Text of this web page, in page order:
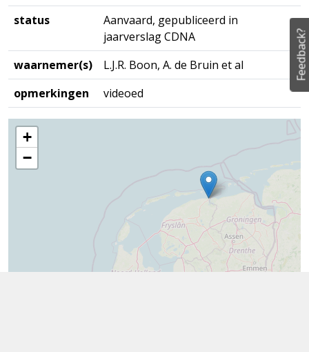
status
Aanvaard, gepubliceerd in
jaarverslag CDNA
waarnemer(s)
L.J.R. Boon, A. de Bruin et al
opmerkingen
videoed
+
−
Feedback?